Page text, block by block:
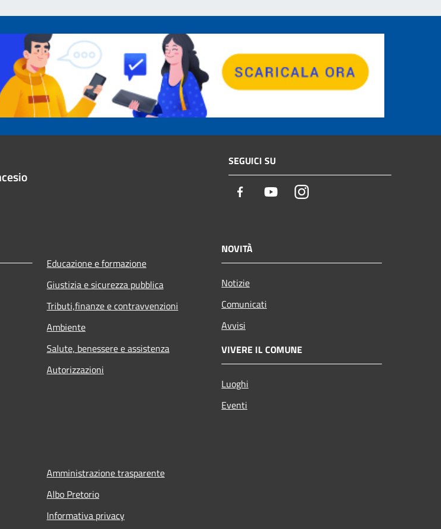
SEGUICI SU
Facebook YoutubeInstagram
Educazione e formazione
Giustizia e sicurezza pubblica
Tributi,finanze e contravvenzioni
Ambiente
Salute, benessere e assistenza
Autorizzazioni
NOVITÀ
Notizie
Comunicati
Avvisi
VIVERE IL COMUNE
Luoghi
Eventi
Amministrazione trasparente
Albo Pretorio
Informativa privacy